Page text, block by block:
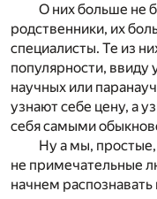
О них больше не
родственники, их
специалисты. Те из
популярности, ввиду
научных или
узнают себе цену, а
себя самыми
Ну а мы,
не примечательные
начнем